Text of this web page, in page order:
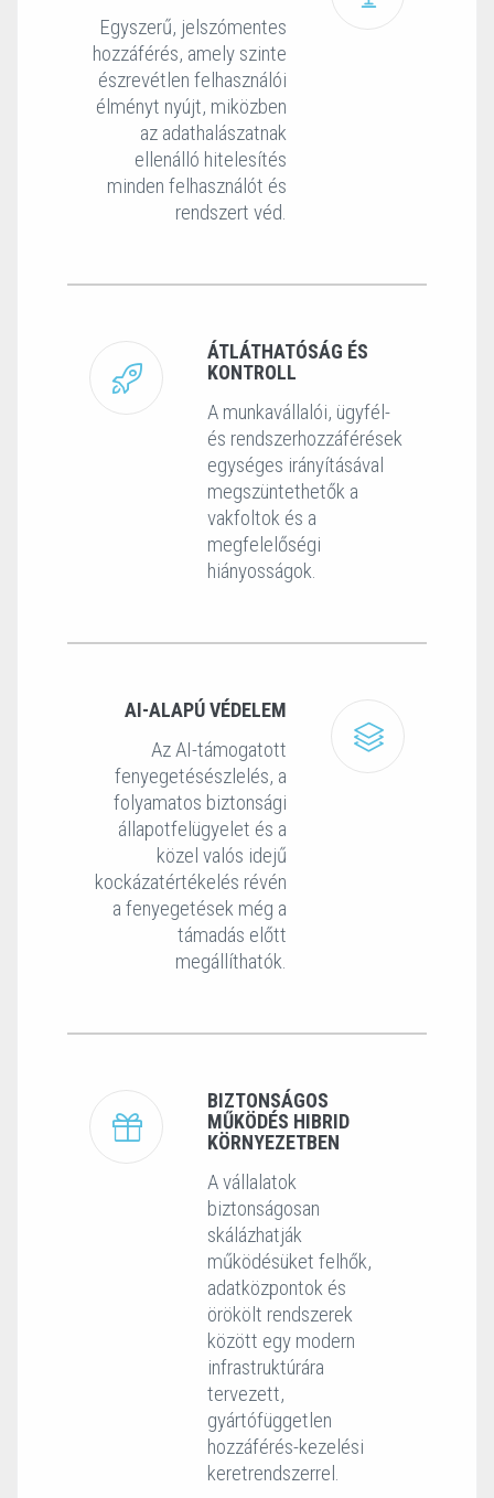
Egyszerű, jelszómentes
hozzáférés, amely szinte
észrevétlen felhasználói
élményt nyújt, miközben
az adathalászatnak
ellenálló hitelesítés
minden felhasználót és
rendszert véd.
ÁTLÁTHATÓSÁG ÉS
KONTROLL
A munkavállalói, ügyfél-
és rendszerhozzáférések
egységes irányításával
megszüntethetők a
vakfoltok és a
megfelelőségi
hiányosságok.
AI-ALAPÚ VÉDELEM
Az AI-támogatott
fenyegetésészlelés, a
folyamatos biztonsági
állapotfelügyelet és a
közel valós idejű
kockázatértékelés révén
a fenyegetések még a
támadás előtt
megállíthatók.
BIZTONSÁGOS
MŰKÖDÉS HIBRID
KÖRNYEZETBEN
A vállalatok
biztonságosan
skálázhatják
működésüket felhők,
adatközpontok és
örökölt rendszerek
között egy modern
infrastruktúrára
tervezett,
gyártófüggetlen
hozzáférés-kezelési
keretrendszerrel.